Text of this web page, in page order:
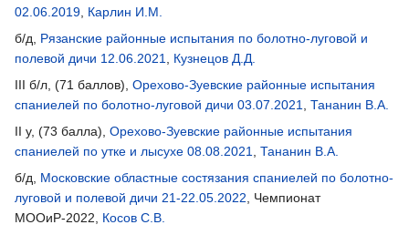
02.06.2019 Карлин И.М.
б/д, Рязанские районные испытания по болотно-луговой и
полевой дичи 12.06.2021
Кузнецов Д.Д.
III б/л, (71 баллов), Орехово-Зуевские районные испытания
спаниелей по болотно-луговой дичи 03.07.2021
Тананин В.А.
II у, (73 балла), Орехово-Зуевские районные испытания
спаниелей по утке и лысухе 08.08.2021
Тананин В.А.
б/д, Московские областные состязания спаниелей по болотно-
луговой и полевой дичи 21-22.05.2022 , Чемпионат
МООиР-2022, Косов С.В.